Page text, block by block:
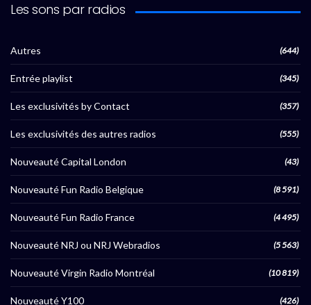
Les sons par radios
Autres (644)
Entrée playlist (345)
Les exclusivités by Contact (357)
Les exclusivités des autres radios (555)
Nouveauté Capital London (43)
Nouveauté Fun Radio Belgique (8 591)
Nouveauté Fun Radio France (4 495)
Nouveauté NRJ ou NRJ Webradios (5 563)
Nouveauté Virgin Radio Montréal (10 819)
Nouveauté Y100 (426)